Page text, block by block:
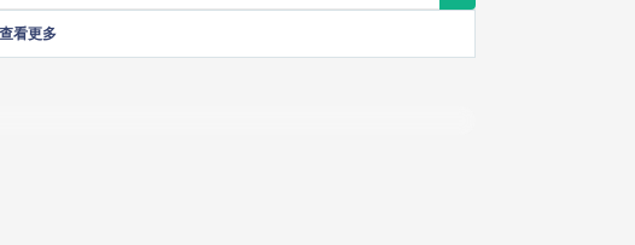
查看更多